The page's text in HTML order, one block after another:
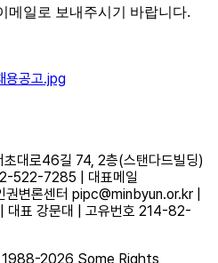
메일로 보내주시기 바랍니다.
공고.jpg
대로46길 74, 2층(스탠다드빌딩)
522-7285 | 대표메일
변론센터 pipc@minbyun.or.kr |
대표 강문대 | 고유번호 214-82-
1988-2026 Some Rights